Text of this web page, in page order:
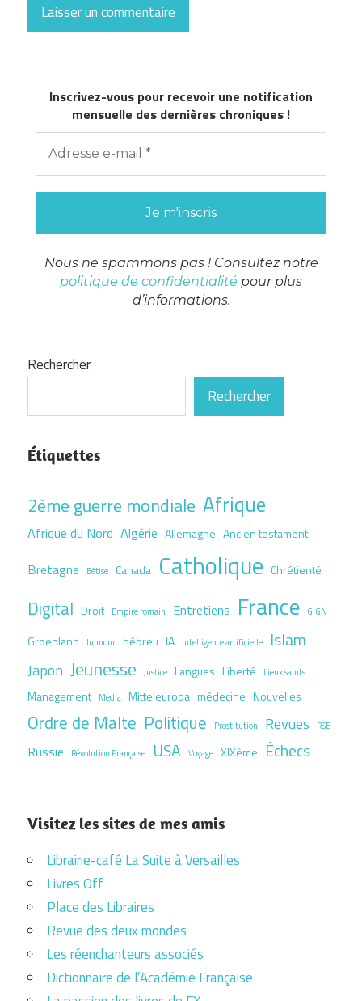
Inscrivez-vous pour recevoir une notification
mensuelle des dernières chroniques !
Nous ne spammons pas ! Consultez notre
politique de confidentialité pour plus
d’informations.
Rechercher
Rechercher
Étiquettes
2ème guerre mondiale Afrique
Afrique du Nord Algérie Allemagne Ancien testament
Bretagne Bêtise Canada Catholique Chrétienté
Digital Droit Empire romain Entretiens France GIGN
Groenland humour hébreu IA Intelligence artificielle Islam
Japon Jeunesse Justice Langues Liberté Lieux saints
Management Media Mitteleuropa médecine Nouvelles
Ordre de Malte Politique Prostitution Revues RSE
Russie Révolution Française USA Voyage XIXème Échecs
Visitez les sites de mes amis
Librairie-café La Suite à Versailles
Livres Off
Place des Libraires
Revue des deux mondes
Les réenchanteurs associés
Dictionnaire de l’Académie Française